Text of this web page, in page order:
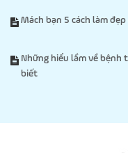
Mách bạn 5 cách làm
Những hiểu lầm về bệnh
biết